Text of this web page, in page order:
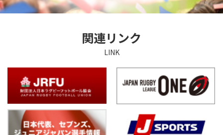
関連リンク
LINK